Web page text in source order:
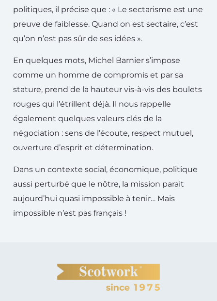
politiques, il précise que : « Le sectarisme est une
preuve de faiblesse. Quand on est sectaire, c’est
qu’on n’est pas sûr de ses idées ».
En quelques mots, Michel Barnier s’impose
comme un homme de compromis et par sa
stature, prend de la hauteur vis-à-vis des boulets
rouges qui l’étrillent déjà. Il nous rappelle
également quelques valeurs clés de la
négociation : sens de l’écoute, respect mutuel,
ouverture d’esprit et détermination.
Dans un contexte social, économique, politique
aussi perturbé que le nôtre, la mission parait
aujourd’hui quasi impossible à tenir… Mais
impossible n’est pas français !